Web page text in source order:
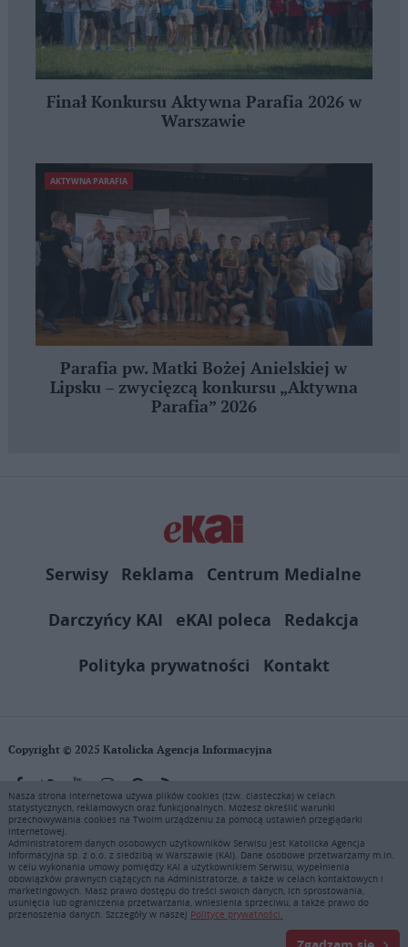
Finał Konkursu Aktywna Parafia 2026 w
Warszawie
AKTYWNA PARAFIA
Parafia pw. Matki Bożej Anielskiej w
Lipsku – zwycięzcą konkursu „Aktywna
Parafia” 2026
Serwisy Reklama
Centrum Medialne
Darczyńcy KAI
eKAI poleca
Redakcja
Polityka prywatności
Kontakt
Copyright © 2025 Katolicka Agencja Informacyjna
KAI zastrzega wszelkie prawa do serwisu. Użytkownicy mogą pobierać
i drukować fragmenty zawartości serwisu internetowego www.ekai.pl
wyłącznie do użytku osobistego. Publikacja, rozpowszechnianie
zawartości niniejszego serwisu lub jej sprzedaż (także framing i in.
podobne metody), są bez uprzedniej pisemnej zgody KAI zabronione i
stanowią naruszenie ustaw o prawie autorskim, ochronie baz danych i
uczciwej konkurencji - będą ścigane przy pomocy wszelkich
dostępnych środków prawnych. Zapraszamy do prenumeraty serwisu
prasowego KAI: tel. 22 635 77 18 e-mail: marketing@ekai.pl
Nasza strona internetowa używa plików cookies (tzw. ciasteczka) w celach
statystycznych, reklamowych oraz funkcjonalnych. Możesz określić warunki
przechowywania cookies na Twoim urządzeniu za pomocą ustawień przeglądarki
internetowej.
Administratorem danych osobowych użytkowników Serwisu jest Katolicka Agencja
Informacyjna sp. z o.o. z siedzibą w Warszawie (KAI). Dane osobowe przetwarzamy m.in.
w celu wykonania umowy pomiędzy KAI a użytkownikiem Serwisu, wypełnienia
obowiązków prawnych ciążących na Administratorze, a także w celach kontaktowych i
marketingowych. Masz prawo dostępu do treści swoich danych, ich sprostowania,
usunięcia lub ograniczenia przetwarzania, wniesienia sprzeciwu, a także prawo do
przenoszenia danych. Szczegóły w naszej Polityce prywatności.